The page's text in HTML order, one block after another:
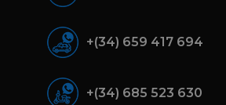
+(34) 659 417 694
+(34) 685 523 630